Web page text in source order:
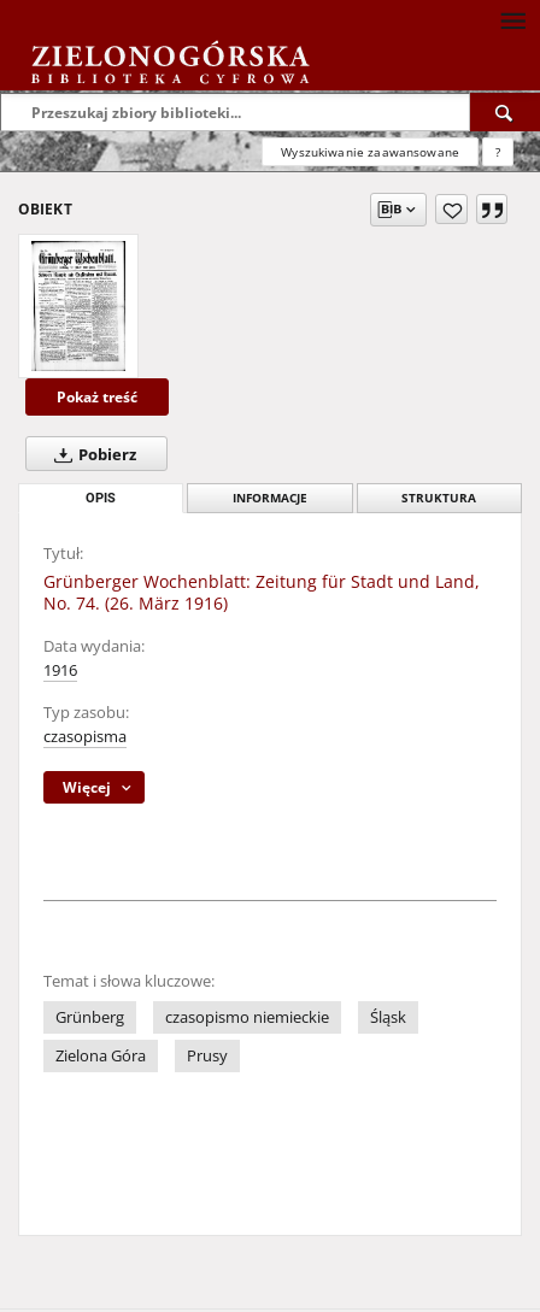
Wyszukiwanie zaawansowane ?
OBIEKT
Pokaż treść
Pobierz
OPIS INFORMACJE STRUKTURA
Tytuł:
Grünberger Wochenblatt: Zeitung für Stadt und Land,
No. 74. (26. März 1916)
Data wydania:
1916
Typ zasobu:
czasopisma
Więcej
Temat i słowa kluczowe:
Grünberg
czasopismo niemieckie
Śląsk
Zielona Góra
Prusy